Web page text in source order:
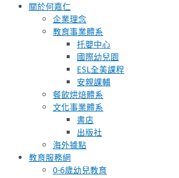
關於何嘉仁
企業理念
教育事業體系
托嬰中心
國際幼兒園
ESL全美課程
安親課輔
餐飲烘焙體系
文化事業體系
書店
出版社
海外據點
教育服務網
0-6歲幼兒教育